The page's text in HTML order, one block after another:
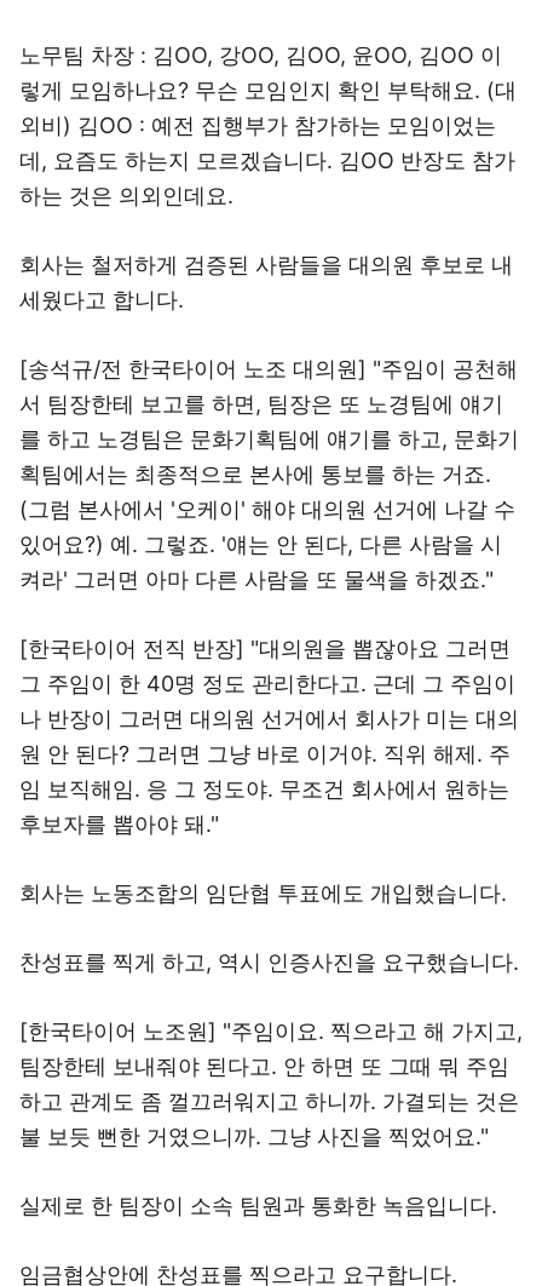
노무팀 차장 : 김OO, 강OO, 김OO, 윤OO, 김OO 이
렇게 모임하나요? 무슨 모임인지 확인 부탁해요. (대
외비) 김OO : 예전 집행부가 참가하는 모임이었는
데, 요즘도 하는지 모르겠습니다. 김OO 반장도 참가
하는 것은 의외인데요.
회사는 철저하게 검증된 사람들을 대의원 후보로 내
세웠다고 합니다.
[송석규/전 한국타이어 노조 대의원] "주임이 공천해
서 팀장한테 보고를 하면, 팀장은 또 노경팀에 얘기
를 하고 노경팀은 문화기획팀에 얘기를 하고, 문화기
획팀에서는 최종적으로 본사에 통보를 하는 거죠.
(그럼 본사에서 '오케이' 해야 대의원 선거에 나갈 수
있어요?) 예. 그렇죠. '얘는 안 된다, 다른 사람을 시
켜라' 그러면 아마 다른 사람을 또 물색을 하겠죠."
[한국타이어 전직 반장] "대의원을 뽑잖아요 그러면
그 주임이 한 40명 정도 관리한다고. 근데 그 주임이
나 반장이 그러면 대의원 선거에서 회사가 미는 대의
원 안 된다? 그러면 그냥 바로 이거야. 직위 해제. 주
임 보직해임. 응 그 정도야. 무조건 회사에서 원하는
후보자를 뽑아야 돼."
회사는 노동조합의 임단협 투표에도 개입했습니다.
찬성표를 찍게 하고, 역시 인증사진을 요구했습니다.
[한국타이어 노조원] "주임이요. 찍으라고 해 가지고,
팀장한테 보내줘야 된다고. 안 하면 또 그때 뭐 주임
하고 관계도 좀 껄끄러워지고 하니까. 가결되는 것은
불 보듯 뻔한 거였으니까. 그냥 사진을 찍었어요."
실제로 한 팀장이 소속 팀원과 통화한 녹음입니다.
임금협상안에 찬성표를 찍으라고 요구합니다.